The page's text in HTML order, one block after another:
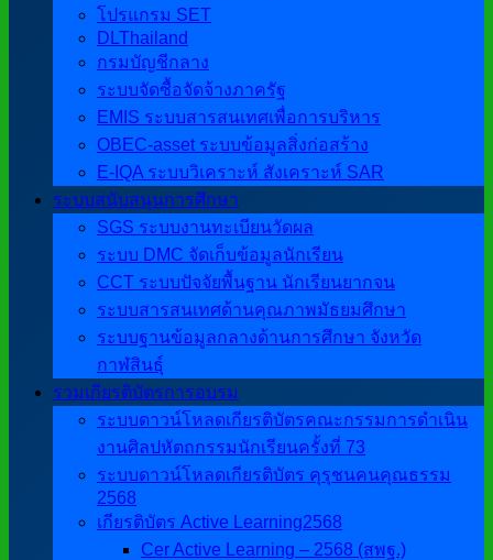
โปรแกรม SET
DLThailand
กรมบัญชีกลาง
ระบบจัดซื้อจัดจ้างภาครัฐ
EMIS ระบบสารสนเทศเพื่อการบริหาร
OBEC-asset ระบบข้อมูลสิ่งก่อสร้าง
E-IQA ระบบวิเคราะห์ สังเคราะห์ SAR
ระบบสนับสนุนการศึกษา
SGS ระบบงานทะเบียนวัดผล
ระบบ DMC จัดเก็บข้อมูลนักเรียน
CCT ระบบปัจจัยพื้นฐาน นักเรียนยากจน
ระบบสารสนเทศด้านคุณภาพมัธยมศึกษา
ระบบฐานข้อมูลกลางด้านการศึกษา จังหวัด
กาฬสินธุ์
รวมเกียรติบัตรการอบรม
ระบบดาวน์โหลดเกียรติบัตรคณะกรรมการดำเนิน
งานศิลปหัตถกรรมนักเรียนครั้งที่ 73
ระบบดาวน์โหลดเกียรติบัตร คุรุชนคนคุณธรรม
2568
เกียรติบัตร Active Learning2568
Cer Active Learning – 2568 (สพฐ.)